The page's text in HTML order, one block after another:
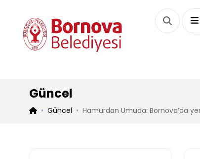
Güncel
Güncel Hamurdan Umuda: Bornova’da